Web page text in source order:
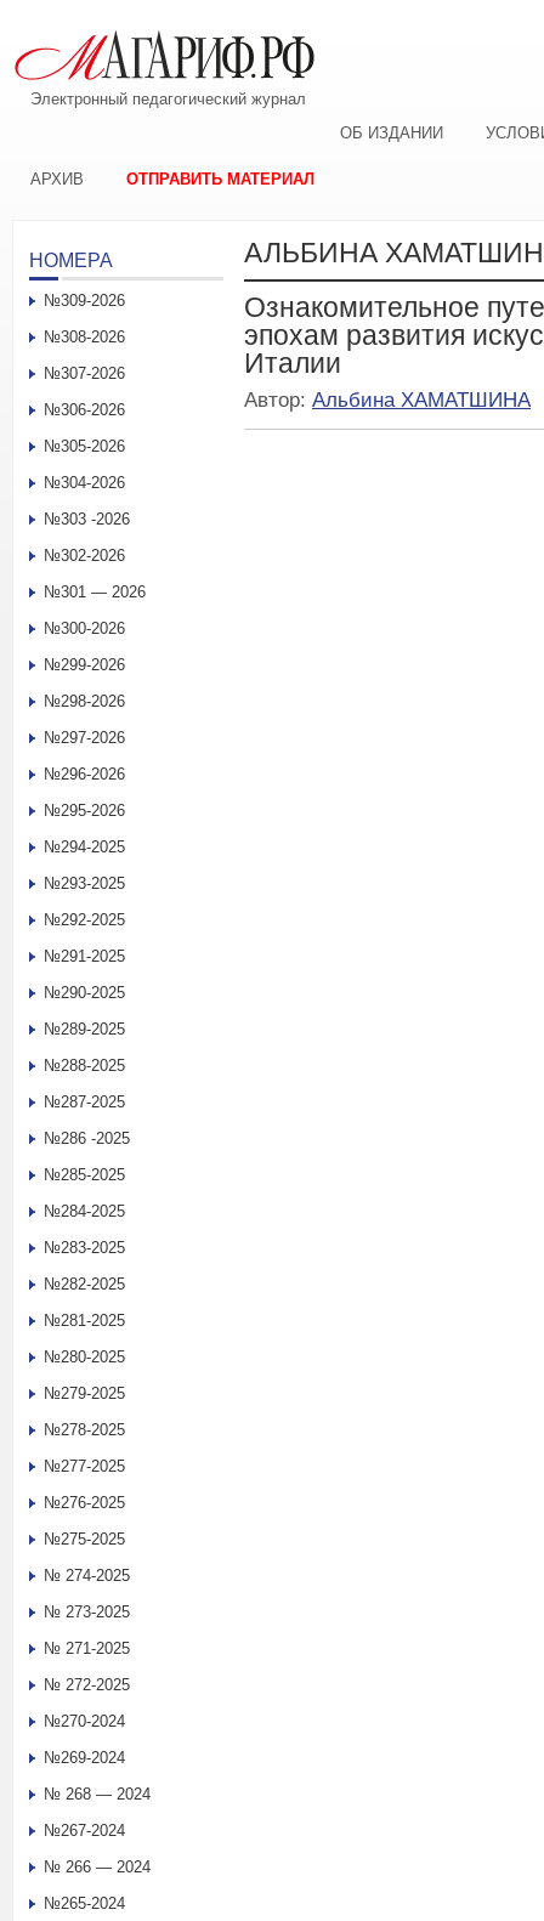
Электронный педагогический журнал
ОБ ИЗДАНИИ
АРХИВ ОТПРАВИТЬ МАТЕРИАЛ
АЛЬБИНА
Ознакомительное
эпохам развития
Италии
Автор: Альбина ХАМАТШИНА
НОМЕРА
№309-2026
№308-2026
№307-2026
№306-2026
№305-2026
№304-2026
№303 -2026
№302-2026
№301 — 2026
№300-2026
№299-2026
№298-2026
№297-2026
№296-2026
№295-2026
№294-2025
№293-2025
№292-2025
№291-2025
№290-2025
№289-2025
№288-2025
№287-2025
№286 -2025
№285-2025
№284-2025
№283-2025
№282-2025
№281-2025
№280-2025
№279-2025
№278-2025
№277-2025
№276-2025
№275-2025
№ 274-2025
№ 273-2025
№ 271-2025
№ 272-2025
№270-2024
№269-2024
№ 268 — 2024
№267-2024
№ 266 — 2024
№265-2024